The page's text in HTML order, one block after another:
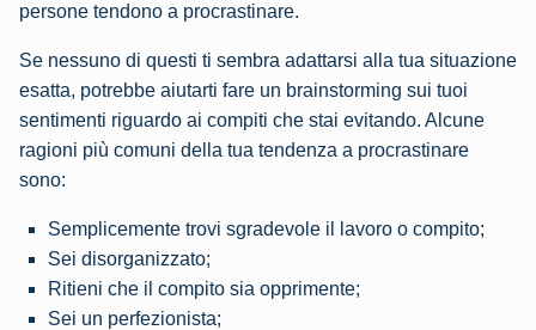
persone tendono a procrastinare.
Se nessuno di questi ti sembra adattarsi alla tua situazione
esatta, potrebbe aiutarti fare un brainstorming sui tuoi
sentimenti riguardo ai compiti che stai evitando. Alcune
ragioni più comuni della tua tendenza a procrastinare
sono:
Semplicemente trovi sgradevole il lavoro o compito;
Sei disorganizzato;
Ritieni che il compito sia opprimente;
Sei un perfezionista;